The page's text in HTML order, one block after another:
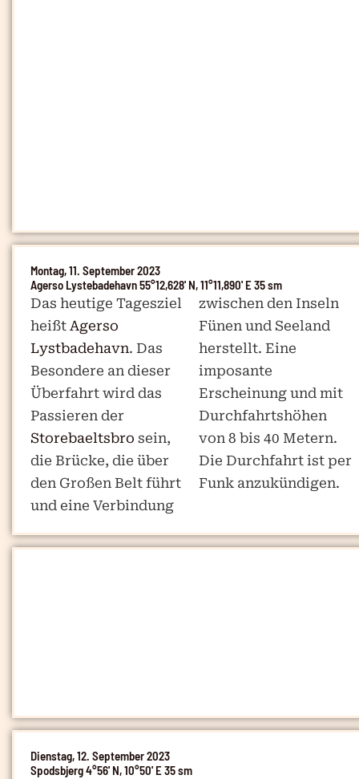
Montag, 11. September 2023
Agerso Lystebadehavn 55°12,628' N, 11°11,890' E 35 sm
Das heutige Tagesziel
heißt Agerso
Lystbadehavn. Das
Besondere an dieser
Überfahrt wird das
Passieren der
Storebaeltsbro sein,
die Brücke, die über
den Großen Belt führt
und eine Verbindung
zwischen den Inseln
Fünen und Seeland
herstellt. Eine
imposante
Erscheinung und mit
Durchfahrtshöhen
von 8 bis 40 Metern.
Die Durchfahrt ist per
Funk anzukündigen.
Dienstag, 12. September 2023
Spodsbjerg 4°56' N, 10°50' E 35 sm